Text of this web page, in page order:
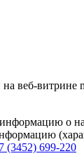
веб-витрине
о
(3452) 699-220